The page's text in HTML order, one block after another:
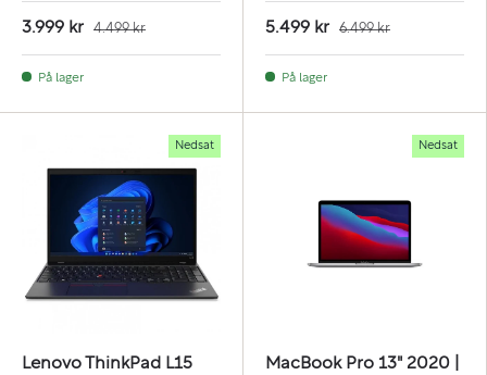
3.999 kr 4.499 kr
På lager
5.499 kr 6.499 kr
På lager
Nedsat
Lenovo ThinkPad L15
Nedsat
MacBook Pro 13" 2020 |